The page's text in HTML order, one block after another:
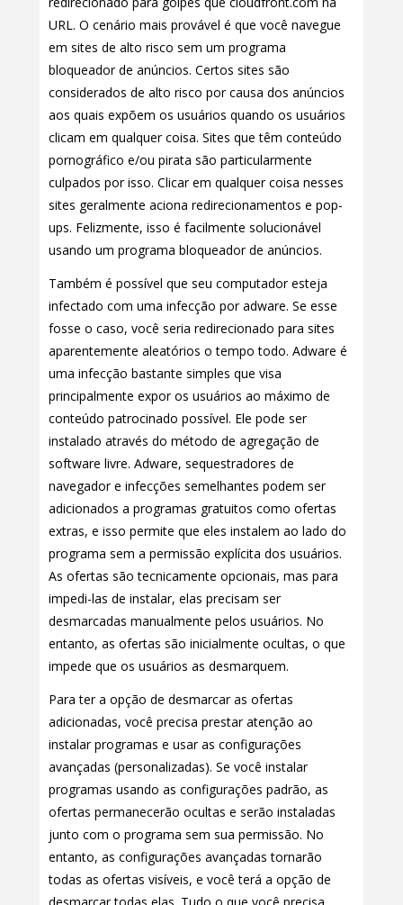
URL. O cenário mais provável é que você navegue
em sites de alto risco sem um programa
bloqueador de anúncios. Certos sites são
considerados de alto risco por causa dos anúncios
aos quais expõem os usuários quando os usuários
clicam em qualquer coisa. Sites que têm conteúdo
pornográfico e/ou pirata são particularmente
culpados por isso. Clicar em qualquer coisa nesses
sites geralmente aciona redirecionamentos e pop-
ups. Felizmente, isso é facilmente solucionável
usando um programa bloqueador de anúncios.
Também é possível que seu computador esteja
infectado com uma infecção por adware. Se esse
fosse o caso, você seria redirecionado para sites
aparentemente aleatórios o tempo todo. Adware é
uma infecção bastante simples que visa
principalmente expor os usuários ao máximo de
conteúdo patrocinado possível. Ele pode ser
instalado através do método de agregação de
software livre. Adware, sequestradores de
navegador e infecções semelhantes podem ser
adicionados a programas gratuitos como ofertas
extras, e isso permite que eles instalem ao lado do
programa sem a permissão explícita dos usuários.
As ofertas são tecnicamente opcionais, mas para
impedi-las de instalar, elas precisam ser
desmarcadas manualmente pelos usuários. No
entanto, as ofertas são inicialmente ocultas, o que
impede que os usuários as desmarquem.
Para ter a opção de desmarcar as ofertas
adicionadas, você precisa prestar atenção ao
instalar programas e usar as configurações
avançadas (personalizadas). Se você instalar
programas usando as configurações padrão, as
ofertas permanecerão ocultas e serão instaladas
junto com o programa sem sua permissão. No
entanto, as configurações avançadas tornarão
todas as ofertas visíveis, e você terá a opção de